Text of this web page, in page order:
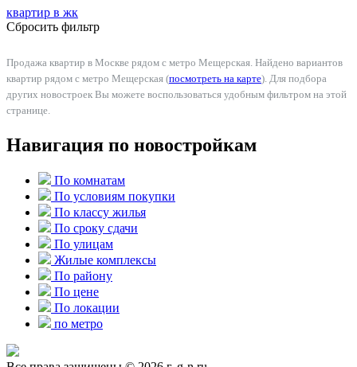
квартир в жк
Сбросить фильтр
Продажа квартир в Москве рядом с метро Мещерская. Найдено вариантов
квартир рядом с метро Мещерская (посмотреть на карте). Для подбора
других новостроек Вы можете воспользоваться удобным фильтром на этой
странице.
Навигация по новостройкам
По комнатам
По условиям покупки
По классу жилья
По сроку сдачи
По улицам
Жилые комплексы
По району
По цене
По локации
по метро